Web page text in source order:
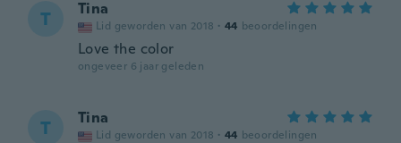
T Tina
Lid geworden van 2018 · 44 beoordelingen
Love the color
ongeveer 6 jaar geleden
T Tina
Lid geworden van 2018 · 44 beoordelingen